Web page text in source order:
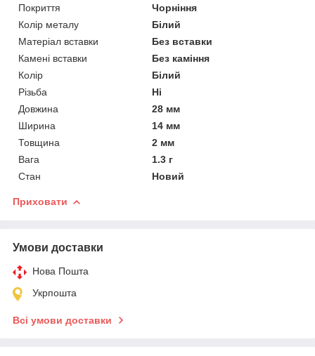
Покриття
Чорніння
Колір металу
Білий
Матеріал вставки
Без вставки
Камені вставки
Без каміння
Колір
Білий
Різьба
Ні
Довжина
28 мм
Ширина
14 мм
Товщина
2 мм
Вага
1.3 г
Стан
Новий
Приховати
Умови доставки
Нова Пошта
Укрпошта
Всі умови доставки